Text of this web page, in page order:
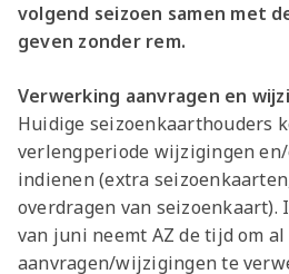
volgend seizoen samen met
geven zonder rem.
Verwerking aanvragen en
Huidige seizoenkaarthouders
verlengperiode wijzigingen
indienen (extra
overdragen van seizoenkaart).
van juni neemt AZ de tijd om al
aanvragen/wijzigingen te